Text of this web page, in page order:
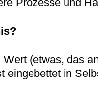
Prozesse und
(etwas, das
in